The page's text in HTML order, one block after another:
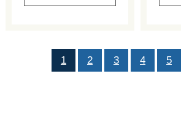
1 2 3 4 5